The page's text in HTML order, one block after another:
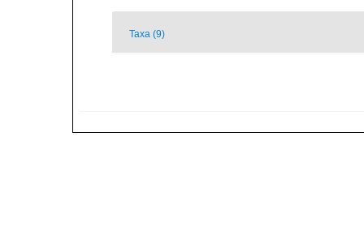
Taxa (9)